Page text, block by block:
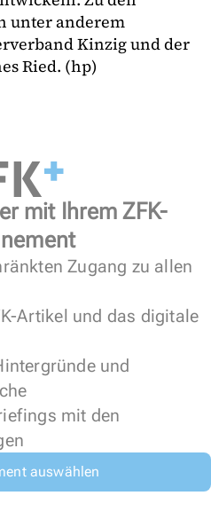
unter anderem
Kinzig und der
Ried. (hp)
mit Ihrem ZFK-
Zugang zu allen
Artikel und das digitale
und
mit den
auswählen